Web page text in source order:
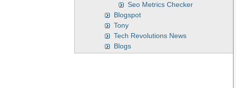
Seo Metrics Checker
Blogspot
Tony
Tech Revolutions News
Blogs